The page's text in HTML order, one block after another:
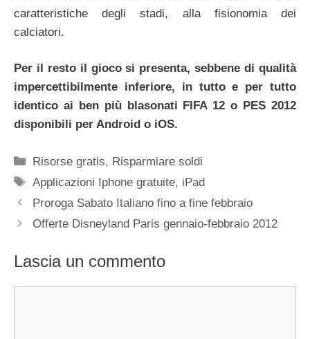
caratteristiche degli stadi, alla fisionomia dei
calciatori.
Per il resto il gioco si presenta, sebbene di qualità
impercettibilmente inferiore, in tutto e per tutto
identico ai ben più blasonati FIFA 12 o PES 2012
disponibili per Android o iOS.
Categorie
Risorse gratis, Risparmiare soldi
Tag
Applicazioni Iphone gratuite, iPad
Proroga Sabato Italiano fino a fine febbraio
Offerte Disneyland Paris gennaio-febbraio 2012
Lascia un commento